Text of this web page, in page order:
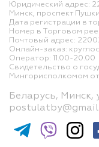
Юридический адрес:
Минск, проспект
Дата регистрации в
Номер в Торговом
Почтовый адрес:
Онлайн-заказ:
Оператор: 11.00-
Свидетельство о
Мингорисполкомом от
Беларусь, Минск,